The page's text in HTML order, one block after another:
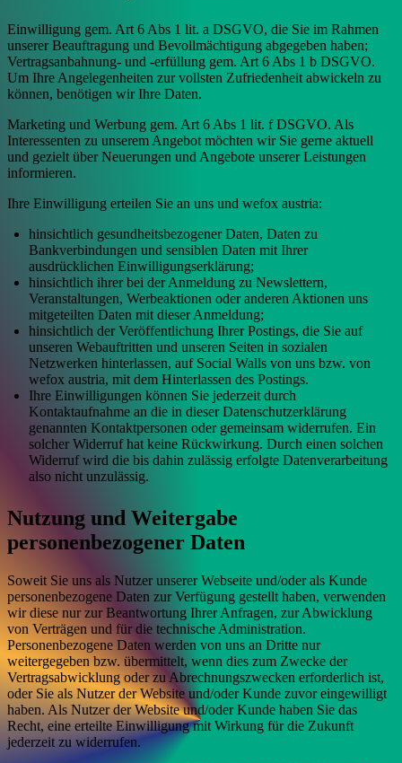
Einwilligung gem. Art 6 Abs 1 lit. a DSGVO, die Sie im Rahmen
unserer Beauftragung und Bevollmächtigung abgegeben haben;
Vertragsanbahnung- und -erfüllung gem. Art 6 Abs 1 b DSGVO.
Um Ihre Angelegenheiten zur vollsten Zufriedenheit abwickeln zu
können, benötigen wir Ihre Daten.
Marketing und Werbung gem. Art 6 Abs 1 lit. f DSGVO. Als
Interessenten zu unserem Angebot möchten wir Sie gerne aktuell
und gezielt über Neuerungen und Angebote unserer Leistungen
informieren.
Ihre Einwilligung erteilen Sie an uns und wefox austria:
hinsichtlich gesundheitsbezogener Daten, Daten zu
Bankverbindungen und sensiblen Daten mit Ihrer
ausdrücklichen Einwilligungserklärung;
hinsichtlich ihrer bei der Anmeldung zu Newslettern,
Veranstaltungen, Werbeaktionen oder anderen Aktionen uns
mitgeteilten Daten mit dieser Anmeldung;
hinsichtlich der Veröffentlichung Ihrer Postings, die Sie auf
unseren Webauftritten und unseren Seiten in sozialen
Netzwerken hinterlassen, auf Social Walls von uns bzw. von
wefox austria, mit dem Hinterlassen des Postings.
Ihre Einwilligungen können Sie jederzeit durch
Kontaktaufnahme an die in dieser Datenschutzerklärung
genannten Kontaktpersonen oder gemeinsam widerrufen. Ein
solcher Widerruf hat keine Rückwirkung. Durch einen solchen
Widerruf wird die bis dahin zulässig erfolgte Datenverarbeitung
also nicht unzulässig.
Nutzung und Weitergabe
personenbezogener Daten
Soweit Sie uns als Nutzer unserer Webseite und/oder als Kunde
personenbezogene Daten zur Verfügung gestellt haben, verwenden
wir diese nur zur Beantwortung Ihrer Anfragen, zur Abwicklung
von Verträgen und für die technische Administration.
Personenbezogene Daten werden von uns an Dritte nur
weitergegeben bzw. übermittelt, wenn dies zum Zwecke der
Vertragsabwicklung oder zu Abrechnungszwecken erforderlich ist,
oder Sie als Nutzer der Website und/oder Kunde zuvor eingewilligt
haben. Als Nutzer der Website und/oder Kunde haben Sie das
Recht, eine erteilte Einwilligung mit Wirkung für die Zukunft
jederzeit zu widerrufen.